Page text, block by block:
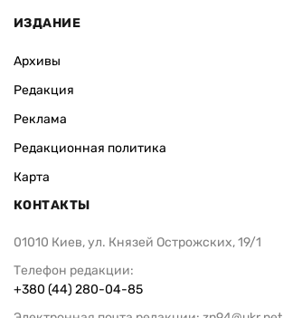
ИЗДАНИЕ
Архивы
Редакция
Реклама
Редакционная политика
Карта
КОНТАКТЫ
01010 Киев, ул. Князей Острожских, 19/1
Телефон редакции:
+380 (44) 280-04-85